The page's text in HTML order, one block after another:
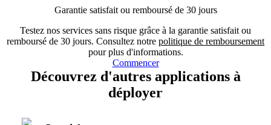
Garantie satisfait ou remboursé de 30 jours
Testez nos services sans risque grâce à la garantie satisfait ou
remboursé de 30 jours. Consultez notre politique de remboursement
pour plus d'informations.
Commencer
Découvrez d'autres applications à
déployer